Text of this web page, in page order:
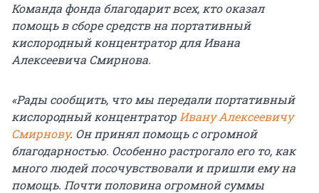
Команда фонда благодарит всех, кто оказал
помощь в сборе средств на портативный
кислородный концентратор для Ивана
Алексеевича Смирнова.
«Рады сообщить, что мы передали портативный
кислородный концентратор Ивану Алексеевичу
Смирнову. Он принял помощь с огромной
благодарностью. Особенно растрогало его то, как
много людей посочувствовали и пришли ему на
помощь. Почти половина огромной суммы